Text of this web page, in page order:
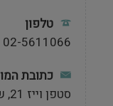
טלפון
02-5611066
כתובת
סטפן וייז 21, שדרת המוזיאונים, ירושלים